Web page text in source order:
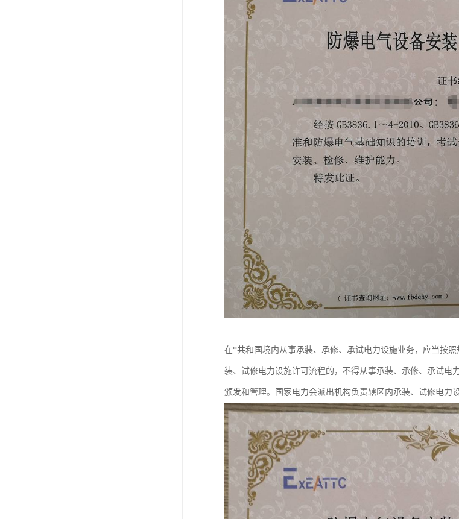
在*共和国境内从事承装、承修、承试电力设施业务，应当按
装、试修电力设施许可流程的，不得从事承装、承修、承试电
颁发和管理。国家电力会派出机构负责辖区内承装、试修电力